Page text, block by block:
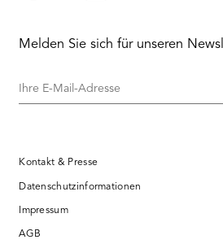
Melden Sie sich für unseren
Ihre
Kontakt & Presse
Datenschutzinformationen
Impressum
AGB